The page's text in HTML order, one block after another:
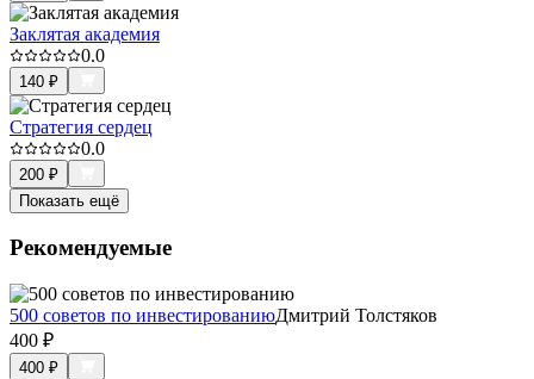
Заклятая академия
0.0
140 ₽
Стратегия сердец
0.0
200 ₽
Показать ещё
Рекомендуемые
500 советов по инвестированиюДмитрий Толстяков
400 ₽
400 ₽